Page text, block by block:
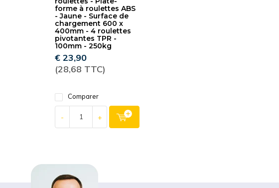
forme à roulettes ABS
- Jaune - Surface de
chargement 600 x
400mm - 4 roulettes
pivotantes TPR -
100mm - 250kg
€ 23,90
(28,68 TTC)
Comparer
- +